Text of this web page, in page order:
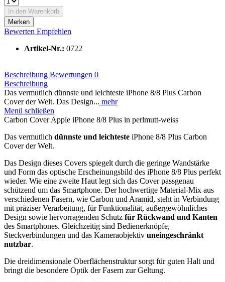
In den Warenkorb
Merken
Bewerten Empfehlen
Artikel-Nr.: 0722
Beschreibung Bewertungen 0
Beschreibung
Das vermutlich dünnste und leichteste iPhone 8/8 Plus Carbon
Cover der Welt. Das Design... mehr
Menü schließen
Carbon Cover Apple iPhone 8/8 Plus in perlmutt-weiss
Das vermutlich dünnste und leichteste iPhone 8/8 Plus Carbon
Cover der Welt.
Das Design dieses Covers spiegelt durch die geringe Wandstärke
und Form das optische Erscheinungsbild des iPhone 8/8 Plus perfekt
wieder. Wie eine zweite Haut legt sich das Cover passgenau
schützend um das Smartphone. Der hochwertige Material-Mix aus
verschiedenen Fasern, wie Carbon und Aramid, steht in Verbindung
mit präziser Verarbeitung, für Funktionalität, außergewöhnliches
Design sowie hervorragenden Schutz für Rückwand und Kanten
des Smartphones. Gleichzeitig sind Bedienerknöpfe,
Steckverbindungen und das Kameraobjektiv uneingeschränkt
nutzbar.
Die dreidimensionale Oberflächenstruktur sorgt für guten Halt und
bringt die besondere Optik der Fasern zur Geltung.